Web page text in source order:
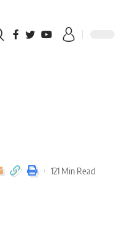
121 Min Read